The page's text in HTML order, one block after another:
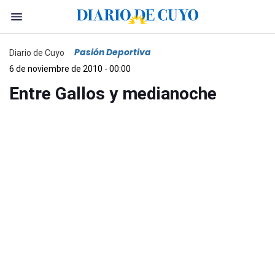
Diario de Cuyo Pasión Deportiva
6 de noviembre de 2010 - 00:00
Entre Gallos y medianoche